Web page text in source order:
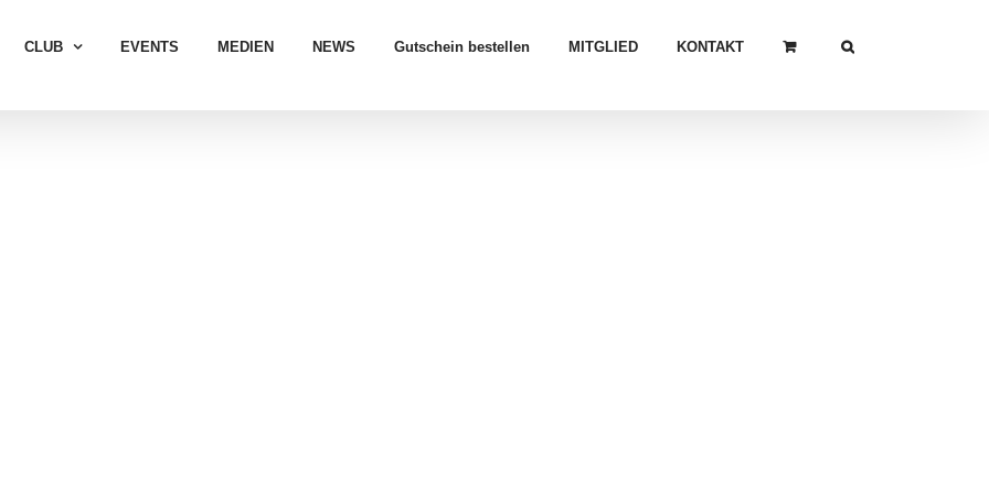
CLUB EVENTS MEDIEN NEWS Gutschein bestellen MITGLIED KONTAKT